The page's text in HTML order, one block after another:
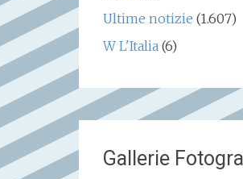
Ultime notizie (1.607)
W L'Italia(6)
Gallerie